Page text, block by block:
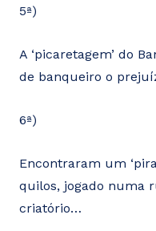
5ª)
A ‘picaretagem’ do
de banqueiro o
6ª)
Encontraram um
quilos, jogado numa
criatório…